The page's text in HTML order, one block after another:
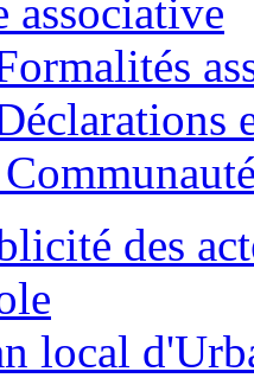
associative
des
local